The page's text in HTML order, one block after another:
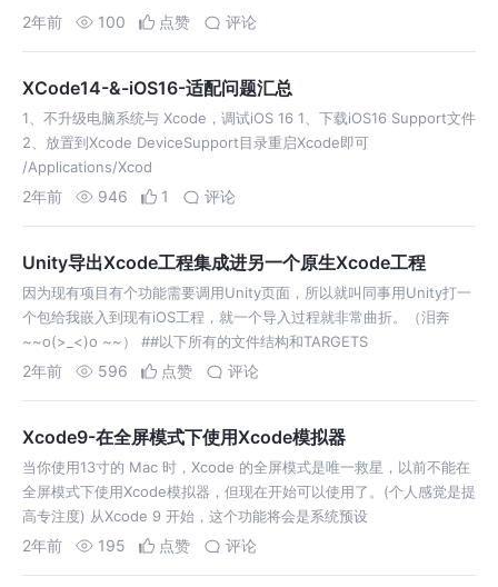
2年前 100 点赞 评论
XCode14-&-iOS16-适配问题汇总
1、不升级电脑系统与 Xcode，调试iOS 16 1、下载iOS16 Support文件
2、放置到Xcode DeviceSupport目录重启Xcode即可
/Applications/Xcod
2年前 946 1 评论
Unity导出Xcode工程集成进另一个原生Xcode工程
因为现有项目有个功能需要调用Unity页面，所以就叫同事用Unity打一
个包给我嵌入到现有iOS工程，就一个导入过程就非常曲折。（泪奔
~~o(>_<)o ~~） ##以下所有的文件结构和TARGETS
2年前 596 点赞 评论
Xcode9-在全屏模式下使用Xcode模拟器
当你使用13寸的 Mac 时，Xcode 的全屏模式是唯一救星，以前不能在
全屏模式下使用Xcode模拟器，但现在开始可以使用了。(个人感觉是提
高专注度) 从Xcode 9 开始，这个功能将会是系统预设
2年前 195 点赞 评论